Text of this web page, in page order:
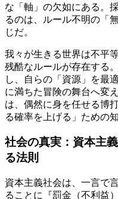
な「軸」の欠如にある。
るのは、ルール不明の「
じだ。
我々が生きる世界は不平
残酷なルールが存在する
し、自らの「資源」を最
に満ちた冒険の舞台へ変
は、偶然に身を任せる博
る確率を上げる」ための
社会の真実：資本主
る法則
資本主義社会は、一言で
ることに『罰金（不利益